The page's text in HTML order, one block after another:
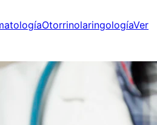
OtorrinolaringologíaVer